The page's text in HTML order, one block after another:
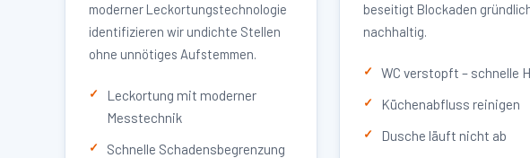
moderner Leckortungstechnologie
identifizieren wir undichte Stellen
ohne unnötiges Aufstemmen.
Leckortung mit moderner
Messtechnik
Schnelle Schadensbegrenzung
beseitigt Blockaden
nachhaltig.
WC verstopft – schnelle
Küchenabfluss reinigen
Dusche läuft nicht ab